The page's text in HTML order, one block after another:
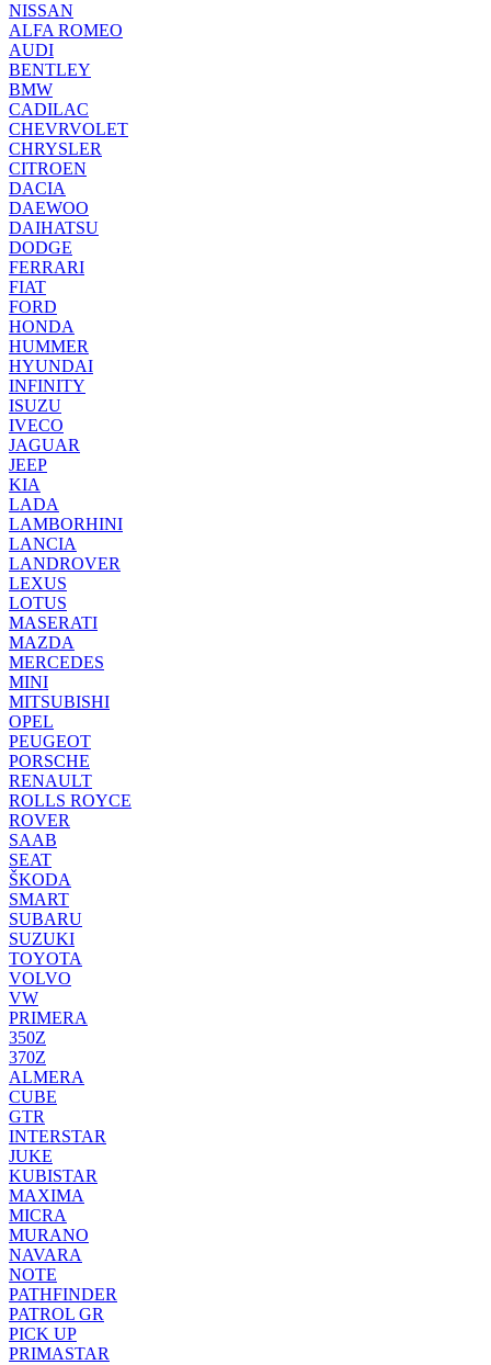
NISSAN
ALFA ROMEO
AUDI
BENTLEY
BMW
CADILAC
CHEVRVOLET
CHRYSLER
CITROEN
DACIA
DAEWOO
DAIHATSU
DODGE
FERRARI
FIAT
FORD
HONDA
HUMMER
HYUNDAI
INFINITY
ISUZU
IVECO
JAGUAR
JEEP
KIA
LADA
LAMBORHINI
LANCIA
LANDROVER
LEXUS
LOTUS
MASERATI
MAZDA
MERCEDES
MINI
MITSUBISHI
OPEL
PEUGEOT
PORSCHE
RENAULT
ROLLS ROYCE
ROVER
SAAB
SEAT
ŠKODA
SMART
SUBARU
SUZUKI
TOYOTA
VOLVO
VW
PRIMERA
350Z
370Z
ALMERA
CUBE
GTR
INTERSTAR
JUKE
KUBISTAR
MAXIMA
MICRA
MURANO
NAVARA
NOTE
PATHFINDER
PATROL GR
PICK UP
PRIMASTAR